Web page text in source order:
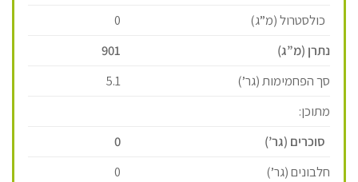
כולסטרול (מ”ג)
0
נתרן (מ”ג)
901
סך הפחמימות (גר’)
5.1
מתוכן:
סוכרים (גר’)
0
חלבונים (גר’)
0